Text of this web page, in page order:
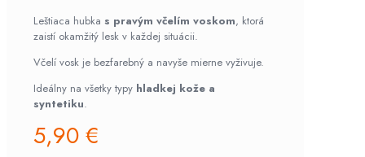
Leštiaca hubka s pravým včelím voskom, ktorá
zaistí okamžitý lesk v každej situácii.
Včelí vosk je bezfarebný a navyše mierne vyživuje.
Ideálny na všetky typy hladkej kože a
syntetiku.
5,90€